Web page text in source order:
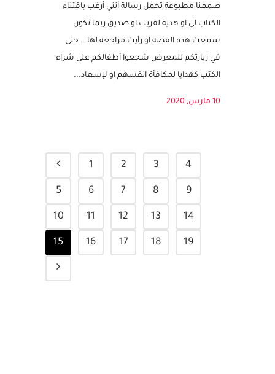
القراءة – التشجيع على القراءة
نحو بناء علاقة متينة وشغف بالقراءة لاطفالنا
صممنا مطبوعة تحمل رسالة أنني أرغب باقتناء
الكتاب لي او هدية لقريب او صديق ربما تكون
سمعت هذه القصة او رأيت مراجعة لها .. حتى
في زيارتكم للمعرض شجعوا أطفالكم على شراء
1 2 3 4
5 6 7 8 9
10 11 12 13 14
15